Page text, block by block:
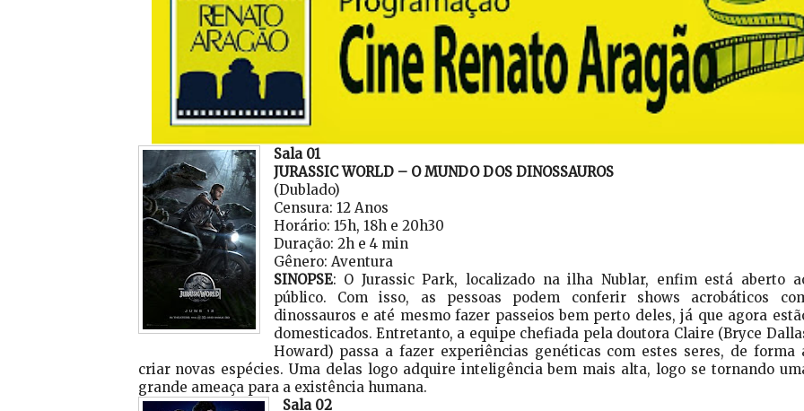
Sala 01
JURASSIC WORLD – O MUNDO DOS DINOSSAUROS
(Dublado)
Censura: 12 Anos
Horário: 15h, 18h e 20h30
Duração: 2h e 4 min
Gênero: Aventura
SINOPSE: O Jurassic Park, localizado na ilha Nublar, enfim está aberto
público. Com isso, as pessoas podem conferir shows acrobáticos
dinossauros e até mesmo fazer passeios bem perto deles, já que agora
domesticados. Entretanto, a equipe chefiada pela doutora Claire (Bryce
Howard) passa a fazer experiências genéticas com estes seres, de forma
criar novas espécies. Uma delas logo adquire inteligência bem mais alta, logo se tornando
grande ameaça para a existência humana.
Sala 02